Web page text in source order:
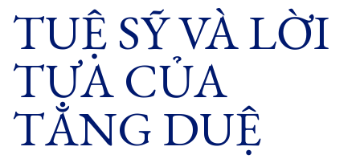
TUỆ SỸ VÀ LỜI
TỰA CỦA
TĂNG DUỆ